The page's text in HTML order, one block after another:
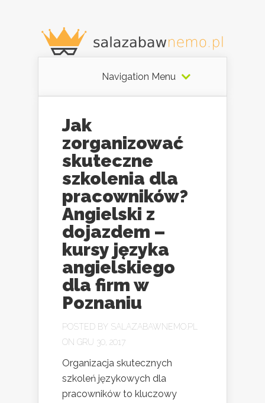
Navigation Menu
Jak
zorganizować
skuteczne
szkolenia dla
pracowników?
Angielski z
dojazdem –
kursy języka
angielskiego
dla firm w
Poznaniu
POSTED BY SALAZABAWNEMO.PL
ON GRU 30, 2017
Organizacja skutecznych
szkoleń językowych dla
pracowników to kluczowy